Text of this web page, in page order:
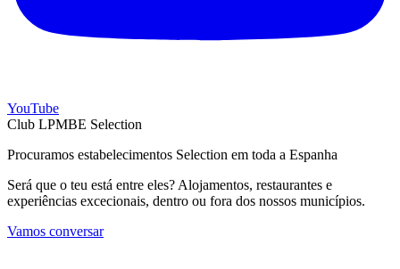
YouTube
Club LPMBE Selection
Procuramos estabelecimentos Selection em toda a Espanha
Será que o teu está entre eles? Alojamentos, restaurantes e
experiências excecionais, dentro ou fora dos nossos municípios.
Vamos conversar